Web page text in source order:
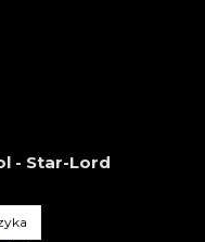
- Star-Lord